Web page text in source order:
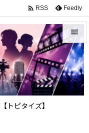
トピタイズ】


メニュ

サイド
 RSS Feedly